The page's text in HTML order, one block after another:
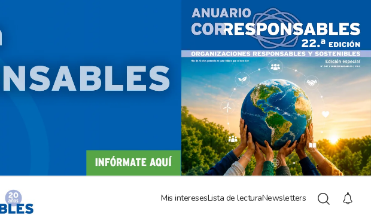
Mis interesesLista de lecturaNewsletters